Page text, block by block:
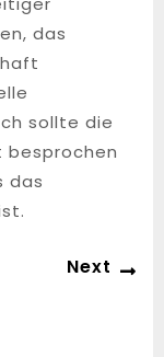
das
sollte die
besprochen
das
Next